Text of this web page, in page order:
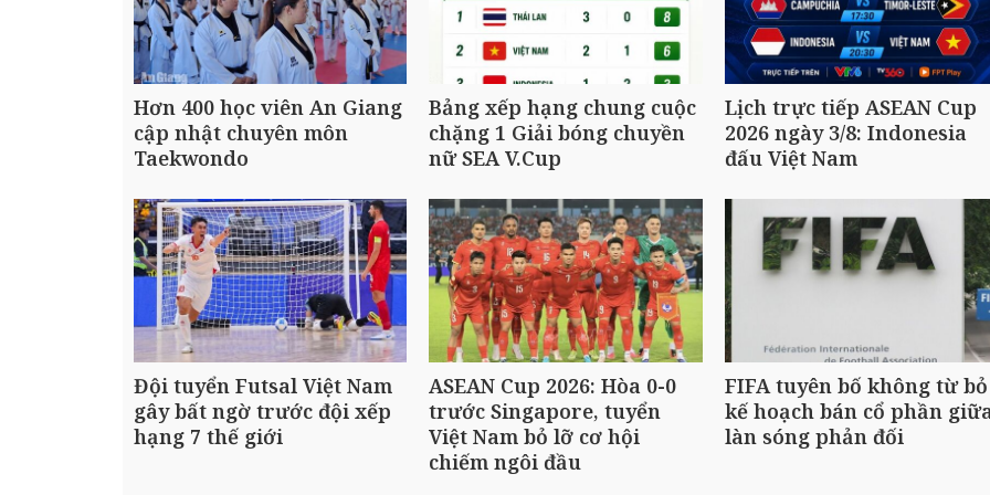
Hơn 400 học viên An Giang
cập nhật chuyên môn
Taekwondo
Bảng xếp hạng chung cuộc
chặng 1 Giải bóng chuyền
nữ SEA V.Cup
Lịch trực tiếp ASEAN Cup
2026 ngày 3/8: Indonesia
đấu Việt Nam
Đội tuyển Futsal Việt Nam
gây bất ngờ trước đội xếp
hạng 7 thế giới
ASEAN Cup 2026: Hòa 0-0
trước Singapore, tuyển
Việt Nam bỏ lỡ cơ hội
chiếm ngôi đầu
FIFA tuyên bố không từ bỏ
kế hoạch bán cổ phần
làn sóng phản đối